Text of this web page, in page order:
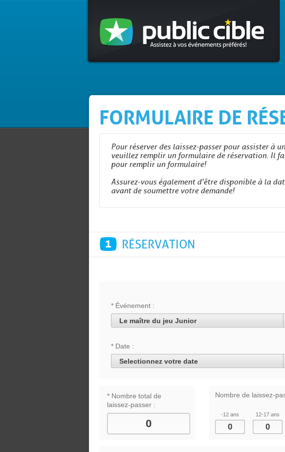
FORMULAIRE DE
Pour réserver des laissez-passer pour assister à
veuillez remplir un formulaire de réservation. Il
pour remplir un formulaire!
Assurez-vous également d’être disponible à la
avant de soumettre votre demande!
1 RÉSERVATION
* Événement :
Le maître du jeu Junior
* Date :
Selectionnez votre date
* Nombre total de
laissez-passer :
Nombre de laissez-
-12 ans 12-17 ans